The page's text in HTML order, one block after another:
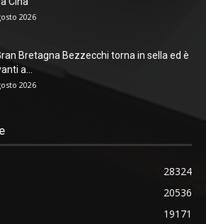
2026
Bretagna Bezzecchi torna in sella ed è
a...
2026
28324
20536
19171